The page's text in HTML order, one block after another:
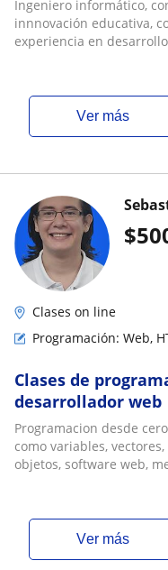
Ingeniero informático,
innnovación educativa,
experiencia en
ver más
$
Clases on line
Programación: Web,
Clases de
desarrollador web
Programacion desde
como variables,
objetos, software web,
ver más